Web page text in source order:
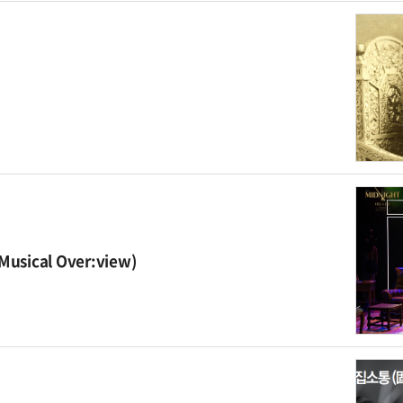
Over:view)